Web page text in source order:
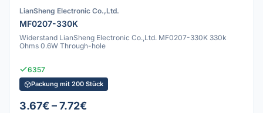
LianSheng Electronic Co.,Ltd.
MF0207-330K
Widerstand LianSheng Electronic Co.,Ltd. MF0207-330K 330k
Ohms 0.6W Through-hole
6357
Packung mit 200 Stück
3.67€ – 7.72€